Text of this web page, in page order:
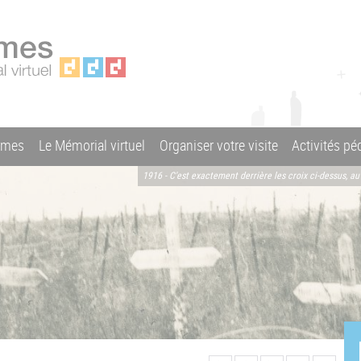
Le Mémorial virtuel Organiser votre visite Activités
1916 - C'est exactement derrière les croix ci-dessus,